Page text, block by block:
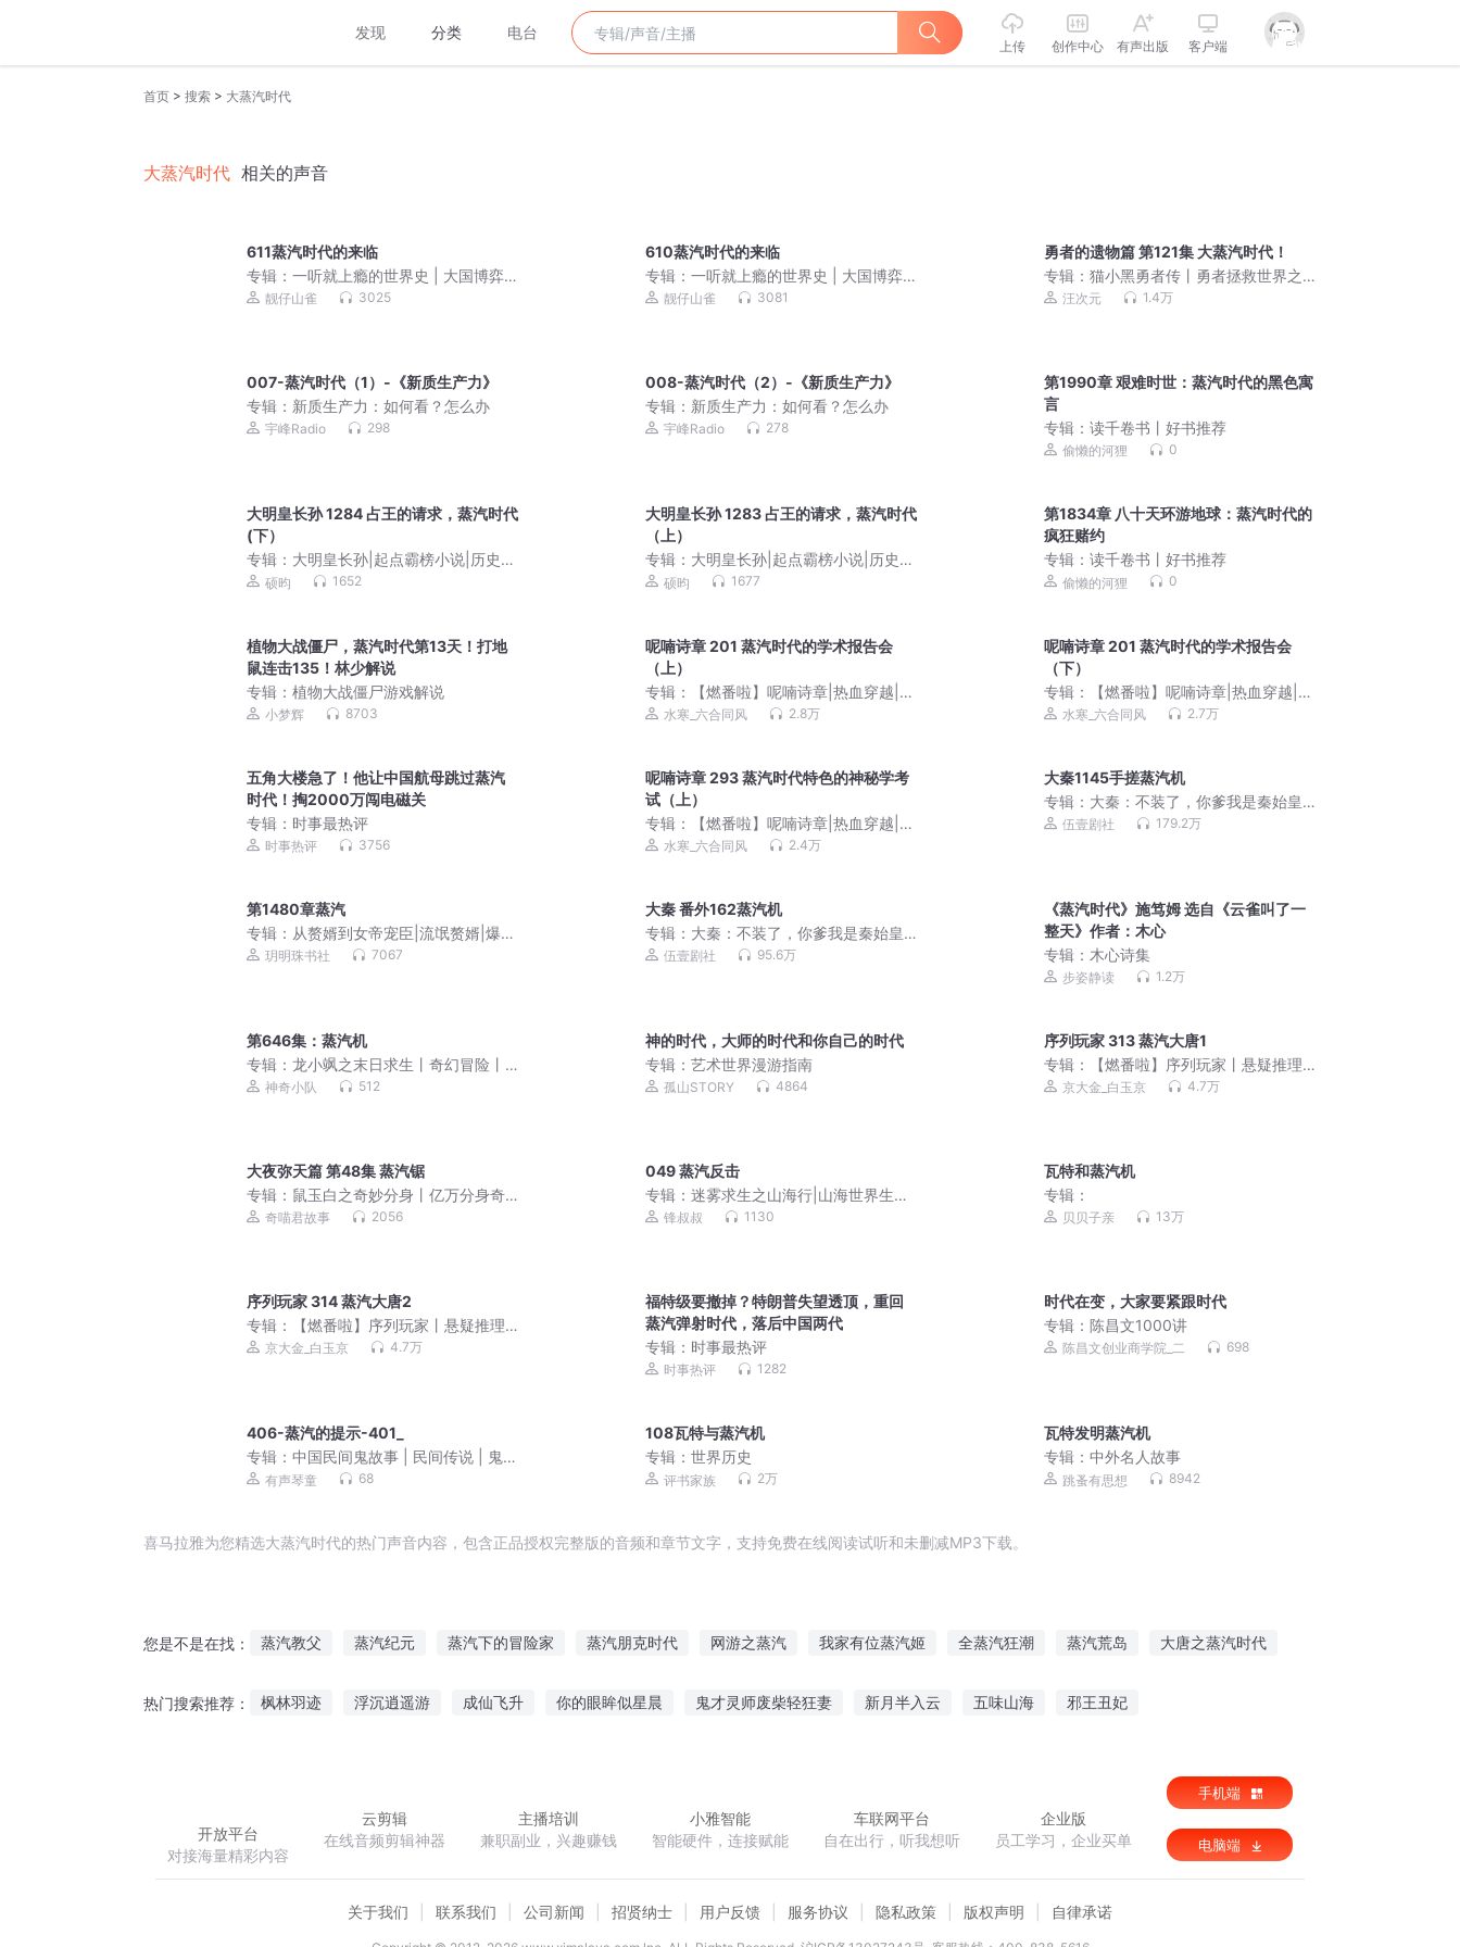
发现 分类 电台
上传 创作中心 有声出版 客户端
首页 > 搜索 > 大蒸汽时代
大蒸汽时代 相关的声音
611蒸汽时代的来临
专辑： 一听就上瘾的世界史 | 大国博弈
地缘政治 | 一口气听懂全球上下五千年 |
靓仔山雀 3025
610蒸汽时代的来临
专辑：一听就上瘾的世界史 | 大国博弈
地缘政治 | 一口气听懂全球上下五千年 |
靓仔山雀 3081
勇者的遗物篇 第121集 大蒸汽时代！
专辑：猫小黑勇者传丨勇者拯救世界之
旅丨奇喵宇宙
汪次元 1.4万
007-蒸汽时代（1）-《新质生产力》
专辑： 新质生产力：如何看？怎么办
宇峰Radio 298
008-蒸汽时代（2）-《新质生产力》
专辑： 新质生产力：如何看？怎么办
宇峰Radio 278
第1990章 艰难时世：蒸汽时代的黑色寓
言
专辑：读千卷书丨好书推荐
偷懒的河狸 0
大明皇长孙 1284 占王的请求，蒸汽时代
(下）
专辑： 大明皇长孙|起点霸榜小说|历史|
硕昀硕昀 1652
大明皇长孙 1283 占王的请求，蒸汽时代
（上）
专辑： 大明皇长孙|起点霸榜小说|历史|
硕昀硕昀 1677
第1834章 八十天环游地球：蒸汽时代的
疯狂赌约
专辑：读千卷书丨好书推荐
偷懒的河狸 0
植物大战僵尸，蒸汽时代第13天！打地
鼠连击135！林少解说
专辑： 植物大战僵尸游戏解说
小梦辉 8703
呢喃诗章 201 蒸汽时代的学术报告会
（上）
专辑：
【燃番啦】呢喃诗章|热血穿越|克
苏鲁|诡秘世界|多人有声剧
水寒_六合同风 2.8万
呢喃诗章 201 蒸汽时代的学术报告会
（下）
专辑：
【燃番啦】呢喃诗章|热血穿越|克
苏鲁|诡秘世界|多人有声剧
水寒_六合同风 2.7万
五角大楼急了！他让中国航母跳过蒸汽
时代！掏2000万闯电磁关
专辑： 时事最热评
时事热评 3756
呢喃诗章 293 蒸汽时代特色的神秘学考
试（上）
专辑：
【燃番啦】呢喃诗章|热血穿越|克
苏鲁|诡秘世界|多人有声剧
水寒_六合同风 2.4万
大秦1145手搓蒸汽机
专辑： 大秦：不装了，你爹我是秦始皇
丨全本免费丨爆笑穿越丨伍壹剧社多人
伍壹剧社 179.2万
第1480章蒸汽
专辑： 从赘婿到女帝宠臣|流氓赘婿|爆笑
脑洞|多人精品
玥明珠书社 7067
大秦 番外162蒸汽机
专辑： 大秦：不装了，你爹我是秦始皇
丨全本免费丨爆笑穿越丨伍壹剧社多人
伍壹剧社 95.6万
《蒸汽时代》施笃姆 选自《云雀叫了一
整天》作者：木心
专辑： 木心诗集
步姿静读 1.2万
第646集：蒸汽机
专辑： 龙小飒之末日求生丨奇幻冒险丨
避难所升级
神奇小队 512
神的时代，大师的时代和你自己的时代
专辑：艺术世界漫游指南
孤山STORY 4864
序列玩家 313 蒸汽大唐1
专辑：
【燃番啦】序列玩家丨悬疑推理
丨无限流丨轻松热血丨多人有声剧
京大金_白玉京 4.7万
大夜弥天篇 第48集 蒸汽锯
专辑： 鼠玉白之奇妙分身丨亿万分身奇
妙无穷丨奇喵宇宙
奇喵君故事 2056
049 蒸汽反击
专辑：迷雾求生之山海行|山海世界生存
解谜|锋叔叔
锋叔叔 1130
瓦特和蒸汽机
专辑：
贝贝子亲 13万
序列玩家 314 蒸汽大唐2
专辑：
【燃番啦】序列玩家丨悬疑推理
丨无限流丨轻松热血丨多人有声剧
京大金_白玉京 4.7万
福特级要撤掉？特朗普失望透顶，重回
蒸汽弹射时代，落后中国两代
专辑： 时事最热评
时事热评 1282
时代在变，大家要紧跟时代
专辑：陈昌文1000讲
陈昌文创业商学院_二 698
406-蒸汽的提示-401_
专辑： 中国民间鬼故事 | 民间传说 | 鬼故
事 有声琴童 68
108瓦特与蒸汽机
专辑：世界历史
评书家族 2万
瓦特发明蒸汽机
专辑：中外名人故事
跳蚤有思想 8942
喜马拉雅为您精选大蒸汽时代的热门声音内容，包含正品授权完整版的音频和章节文字，支持免费在线阅读试听和未删减MP3下载。
您是不是在找： 蒸汽教父 蒸汽纪元 蒸汽下的冒险家 蒸汽朋克时代 网游之蒸汽 我家有位蒸汽姬 全蒸汽狂潮 蒸汽荒岛 大唐之蒸汽时代
蒸汽帝国 蒸汽时代的道士 蒸汽奇兵 蒸汽幻想 蒸汽朋克 蒸汽战记 蒸汽牛仔 蒸汽时代的魔法师
热门搜索推荐： 枫林羽迹 浮沉逍遥游 成仙飞升 你的眼眸似星晨 鬼才灵师废柴轻狂妻 新月半入云 五味山海 邪王丑妃
开放平台
对接海量精彩内容
云剪辑
在线音频剪辑神器
主播培训
兼职副业，兴趣赚钱
小雅智能
智能硬件，连接赋能
车联网平台
自在出行，听我想听
企业版
员工学习，企业买单
手机端
电脑端
关于我们 联系我们 公司新闻 招贤纳士 用户反馈 服务协议 隐私政策 版权声明 自律承诺